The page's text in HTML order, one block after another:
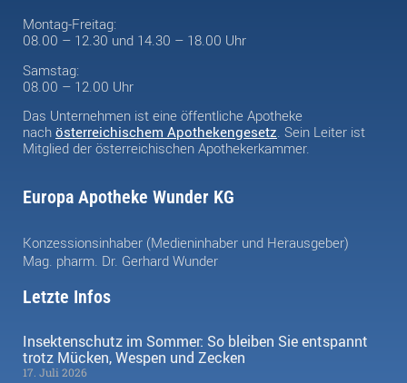
Montag-Freitag:
08.00 – 12.30 und 14.30 – 18.00 Uhr
Samstag:
08.00 – 12.00 Uhr
Das Unternehmen ist eine öffentliche Apotheke
nach österreichischem Apothekengesetz. Sein Leiter ist
Mitglied der österreichischen Apothekerkammer.
Europa Apotheke Wunder KG
Konzessionsinhaber (Medieninhaber und Herausgeber)
Mag. pharm. Dr. Gerhard Wunder
Letzte Infos
Insektenschutz im Sommer: So bleiben Sie entspannt
trotz Mücken, Wespen und Zecken
17. Juli 2026